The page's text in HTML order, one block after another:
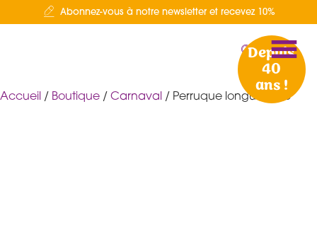
Abonnez-vous à notre newsletter et recevez 10%
Depuis
40
ans !
Accueil / Boutique / Carnaval / Perruque longue grise